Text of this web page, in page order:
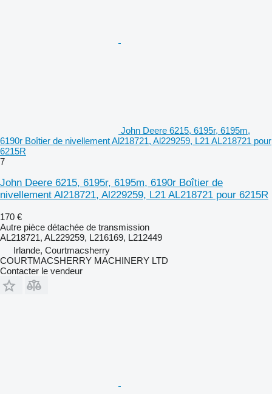
John Deere 6215, 6195r, 6195m,
6190r Boîtier de nivellement Al218721, Al229259, L21 AL218721 pour
6215R
7
John Deere 6215, 6195r, 6195m, 6190r Boîtier de
nivellement Al218721, Al229259, L21 AL218721 pour 6215R
170 €
Autre pièce détachée de transmission
AL218721, AL229259, L216169, L212449
Irlande, Courtmacsherry
COURTMACSHERRY MACHINERY LTD
Contacter le vendeur